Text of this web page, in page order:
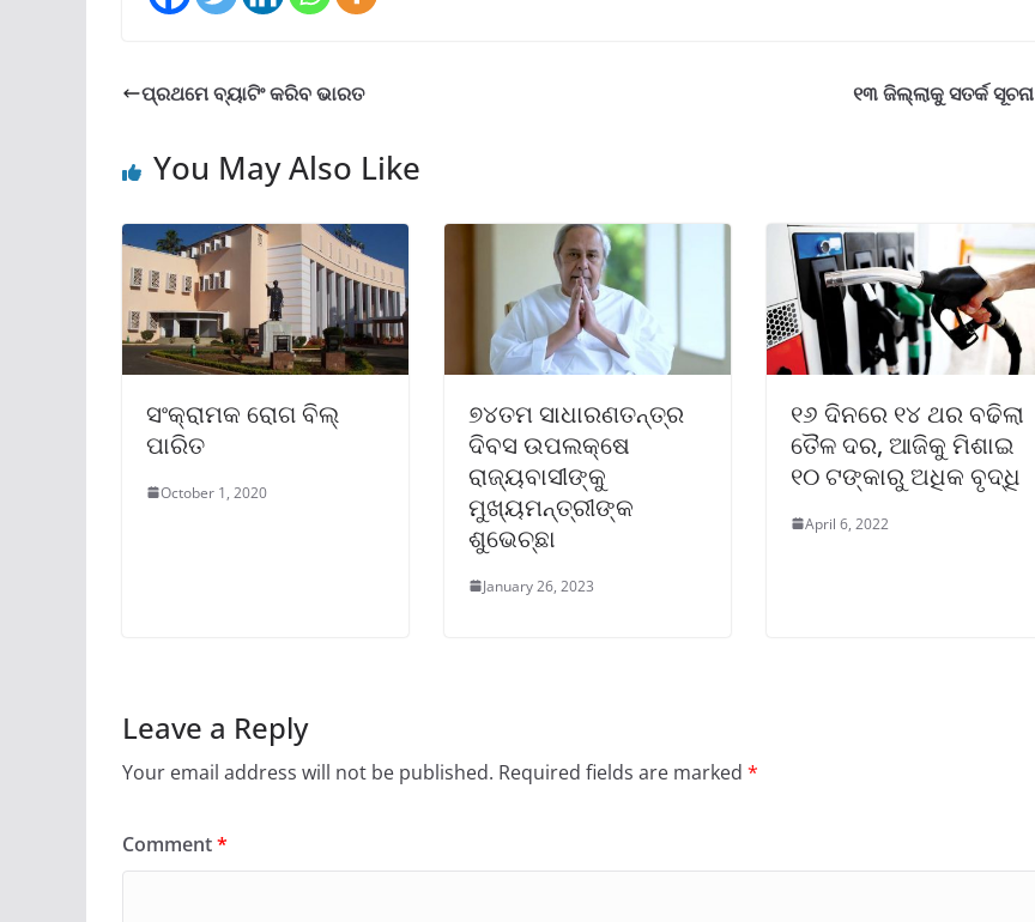
ପ୍ରଥମେ ବ୍ୟାଟିଂ କରିବ ଭାରତ ୧୩ ଜିଲ୍ଲାକୁ ସତର୍କ ସୂଚନା
You May Also Like
ସଂକ୍ରାମକ ରୋଗ ବିଲ୍‌
ପାରିତ
October 1, 2020
୭୪ତମ ସାଧାରଣତନ୍ତ୍ର
ଦିବସ ଉପଲକ୍ଷେ
ରାଜ୍ୟବାସୀଙ୍କୁ
ମୁଖ୍ୟମନ୍ତ୍ରୀଙ୍କ
ଶୁଭେଚ୍ଛା
January 26, 2023
୧୬ ଦିନରେ ୧୪ ଥର ବଢିଲା
ତୈଳ ଦର, ଆଜିକୁ ମିଶାଇ
୧୦ ଟଙ୍କାରୁ ଅଧିକ ବୃଦ୍ଧି
April 6, 2022
Leave a Reply
Your email address will not be published. Required fields are marked *
Comment*